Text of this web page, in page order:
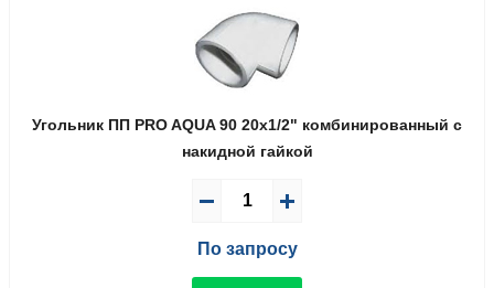
Угольник ПП PRO AQUA 90 20x1/2" комбинированный с
накидной гайкой
По запросу